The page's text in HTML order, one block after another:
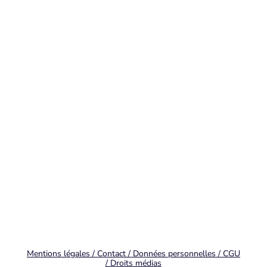
Mentions légales / Contact / Données personnelles / CGU
/ Droits médias